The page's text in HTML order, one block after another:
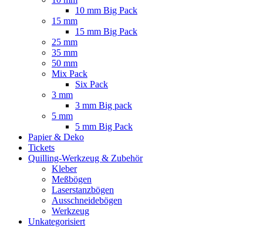
10 mm Big Pack
15 mm
15 mm Big Pack
25 mm
35 mm
50 mm
Mix Pack
Six Pack
3 mm
3 mm Big pack
5 mm
5 mm Big Pack
Papier & Deko
Tickets
Quilling-Werkzeug & Zubehör
Kleber
Meßbögen
Laserstanzbögen
Ausschneidebögen
Werkzeug
Unkategorisiert